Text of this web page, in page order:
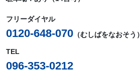
フリーダイヤル
0120-648-070 （むしばをなおそう）
TEL
096-353-0212